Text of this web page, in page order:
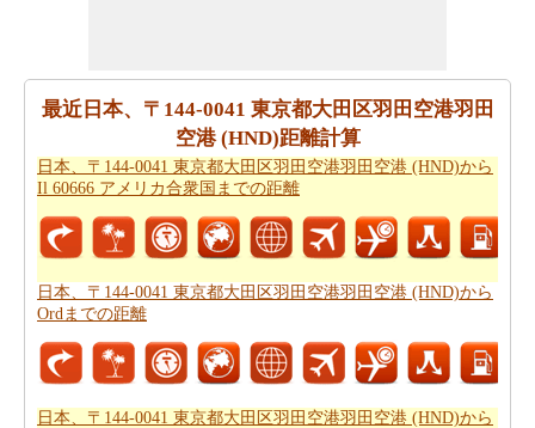
からオーストリア ウィーンまで計ります。
日本、〒144-0041 東京都大田区羽田空港羽田空港 (HND)
からオーストリア ウィーンまで良プランが欲しいです
か。知る事はどの方を使って日本、〒144-0041 東京都大
までの旅行 するんです。
道路走行は疲れて感じますか。飛行機で飛びてかかる時
間は知りたいんですか。
羽田空港羽田空港 (HND)からオーストリア ウィーンまで
の飛行時間
チェックします。
それはあなたの旅のルートを計画するのは面倒ですか？
最近日本、〒144-0041 東京都大田区羽田空港羽田
空港 (HND)距離計算
日本、〒144-0041 東京都大田区羽田空港羽田空港 (HND)から
Il 60666 アメリカ合衆国までの距離
日本、〒144-0041 東京都大田区羽田空港羽田空港 (HND)から
Ordまでの距離
日本、〒144-0041 東京都大田区羽田空港羽田空港 (HND)から